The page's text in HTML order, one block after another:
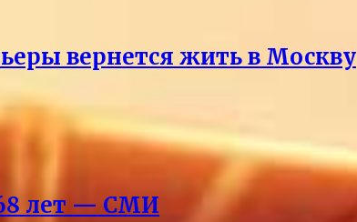
вернется жить в Москву
68 лет — СМИ